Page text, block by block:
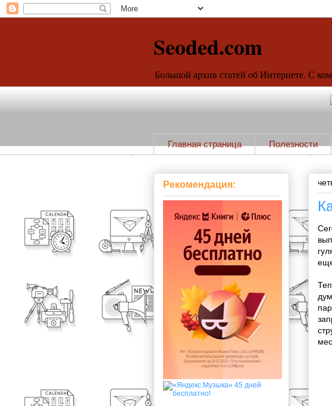
Seoded.com
Большой архив статей об Интернете. С
Главная страница Полезности
Рекомендация: